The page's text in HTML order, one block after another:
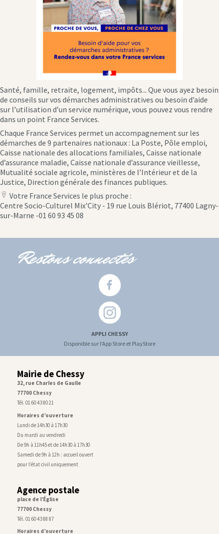
Santé, famille, retraite, logement, impôts... Que vous ayez besoin
de conseils sur vos démarches administratives ou besoin d’aide
sur l’utilisation d’un service numérique, vous pouvez vous rendre
dans un point France Services.
Chaque France Services permet un accompagnement sur les
démarches de 9 partenaires nationaux : La Poste, Pôle emploi,
Caisse nationale des allocations familiales, Caisse nationale
d’assurance maladie, Caisse nationale d’assurance vieillesse,
Mutualité sociale agricole, ministères de l’Intérieur et de la
Justice, Direction générale des finances publiques.
location
icon
Votre France Services le plus proche :
Centre Socio-Culturel Mix’City - 19 rue Louis Blériot, 77400 Lagny-
sur-Marne -01 60 93 45 08
Restons connectés
APPLI CHESSY
Disponible sur l'App Store et PlayStore
Mairie de Chessy
32, rue Charles de Gaulle
77700 Chessy
Tél. 01 60 43 80 21
Horaires d’ouverture
Lundi de 14h30 à 17h30
Du mardi au vendredi
De 9h à 11h45 et de 14h30 à 17h30
Samedi de 9h à 12h : accueil ouvert
pour l’état civil uniquement
Agence postale
place de l’Église
77700 Chessy
Tél. 01 60 43 88 87
Horaires d’ouverture